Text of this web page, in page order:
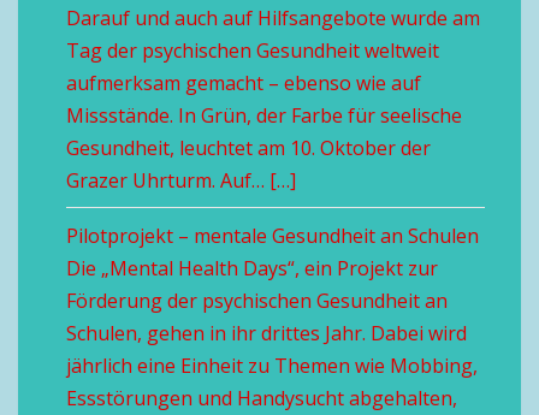
Darauf und auch auf Hilfsangebote wurde am
Tag der psychischen Gesundheit weltweit
aufmerksam gemacht – ebenso wie auf
Missstände. In Grün, der Farbe für seelische
Gesundheit, leuchtet am 10. Oktober der
Grazer Uhrturm. Auf… […]
Pilotprojekt – mentale Gesundheit an Schulen
Die „Mental Health Days“, ein Projekt zur
Förderung der psychischen Gesundheit an
Schulen, gehen in ihr drittes Jahr. Dabei wird
jährlich eine Einheit zu Themen wie Mobbing,
Essstörungen und Handysucht abgehalten,